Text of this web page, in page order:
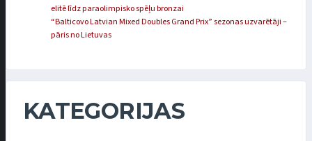
elitē līdz paraolimpisko spēļu bronzai
“Balticovo Latvian Mixed Doubles Grand Prix” sezonas uzvarētāji –
pāris no Lietuvas
KATEGORIJAS